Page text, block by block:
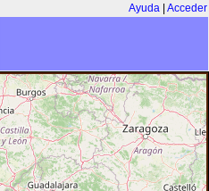
Ayuda Acceder